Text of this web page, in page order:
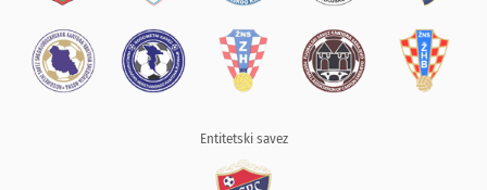
Entitetski savez